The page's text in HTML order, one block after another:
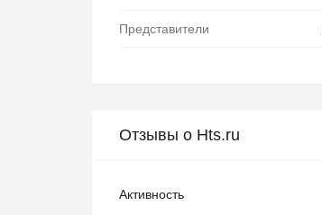
Представители
Отзывы о Hts.ru
Активность